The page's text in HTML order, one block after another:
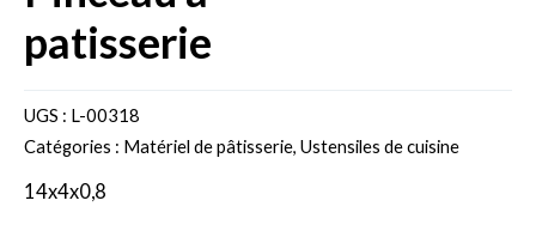
patisserie
UGS : L-00318
Catégories : Matériel de pâtisserie, Ustensiles de cuisine
14x4x0,8